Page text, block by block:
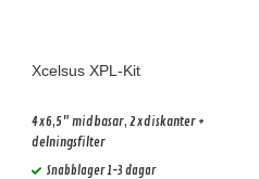
Xcelsus XPL-Kit
4x6,5" midbasar, 2xdiskanter +
delningsfilter
Snabblager 1-3 dagar